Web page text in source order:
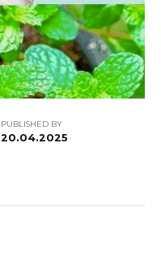
PUBLISHED BY
20.04.2025